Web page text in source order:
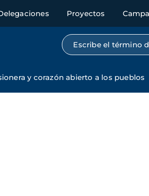
Proyectos
Búsqueda por
y corazón abierto a los pueblos